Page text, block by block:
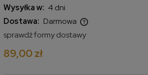
Wysyłka w: 4 dni
Dostawa: Darmowa
Cena nie zawiera ewentualnych
sprawdź formy dostawy
89,00 zł